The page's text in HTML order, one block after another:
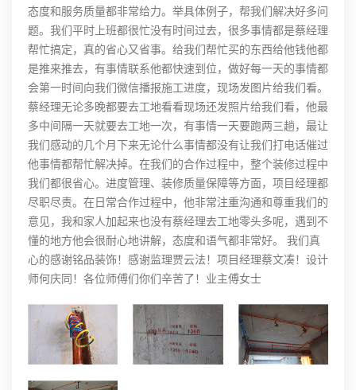
态度和服务质量都非常给力。举具体例子，帮我们解决好多问
题。我们平时上班都很忙没有时间过去，很多事情都是蔡经理
帮忙搞定，真的省心又省事。给我们帮忙买的东西给他钱他都
是推来推去，有事情联系他都快速到位，做好每一天的事情都
会第一时间向我们微信播报施工进度，现场发图片给我们看。
蔡经理无论多晚都要去工地看看现场还发照片给我们看，他最
多中间隔一天就要去工地一次，有事情一天要跑两三趟，最让
我们感动的几个月下来无论什么事情都没有让我们打电话催过
他事情都帮忙解决掉。在我们的合作过程中，整个装修过程中
我们都很省心。进度管理、装修质量保障等方面，项目经理都
尽职尽责。在日常合作过程中，他非常注重沟通和尊重我们的
意见，我和家人加起来也没有蔡经理去工地零头多呢，遇到不
懂的地方他会很耐心地讲解，态度和语气都非常好。 我们真
心的感谢铭品装饰！感谢监理贾云法！项目经理蔡文凑！设计
师何庆同！各位师傅们你们辛苦了！业主傅女士